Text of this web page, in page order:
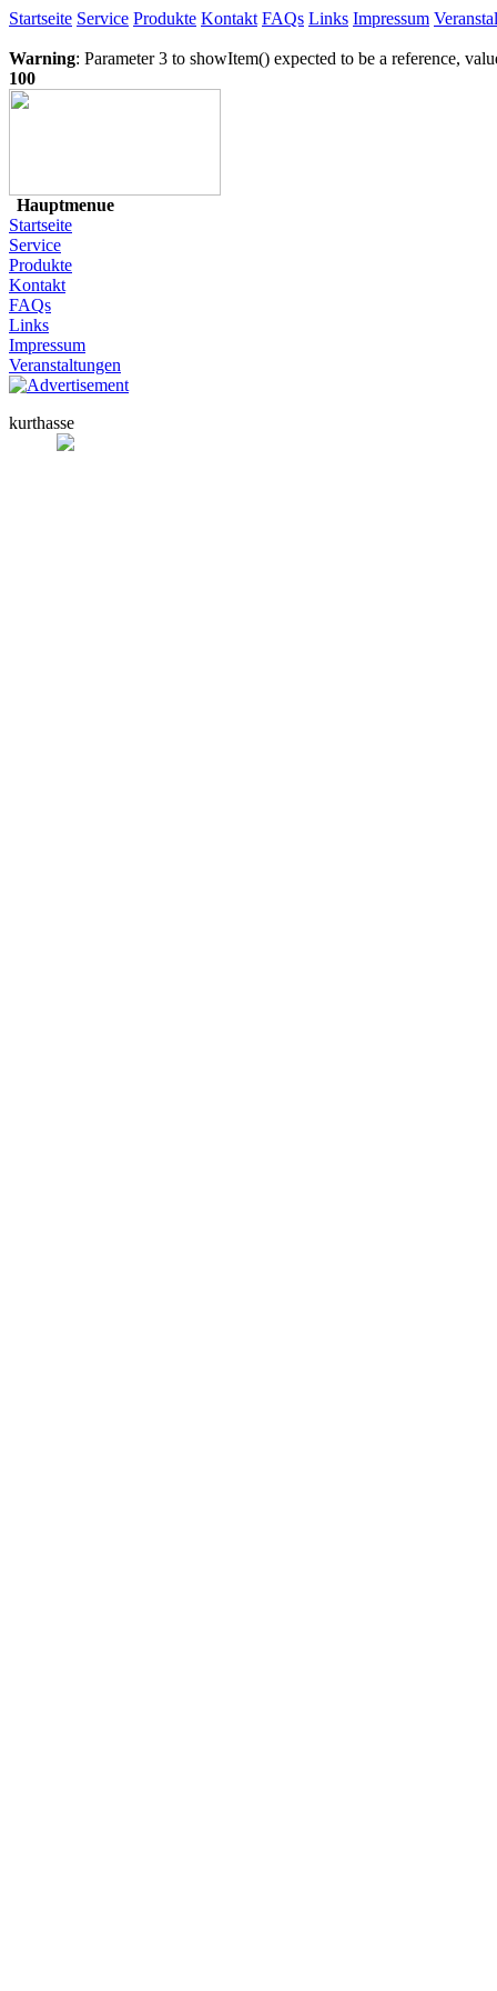
Startseite Service Produkte Kontakt FAQs Links Impressum
Warning: Parameter 3 to showItem() expected to be a reference,
100
Hauptmenue
Startseite
Service
Produkte
Kontakt
FAQs
Links
Impressum
Veranstaltungen
kurthasse